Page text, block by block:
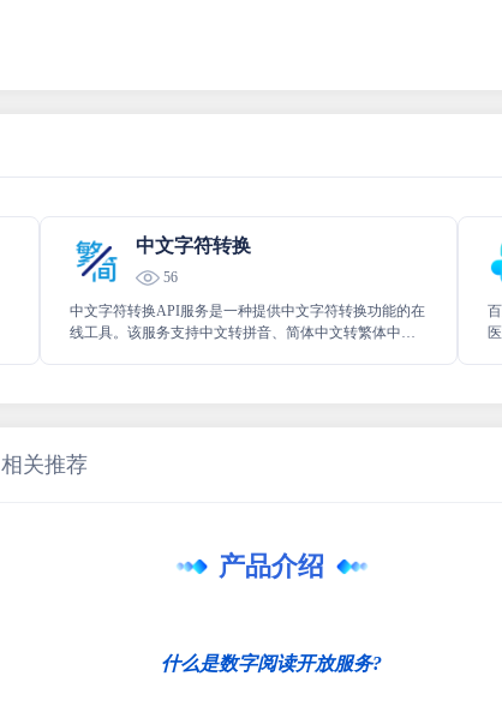
中文字符转换
56
中文字符转换API服务是一种提供中文字符转换功能的在
线工具。该服务支持中文转拼音、简体中文转繁体中
相关推荐
产品介绍
什么是数字阅读开放服务?